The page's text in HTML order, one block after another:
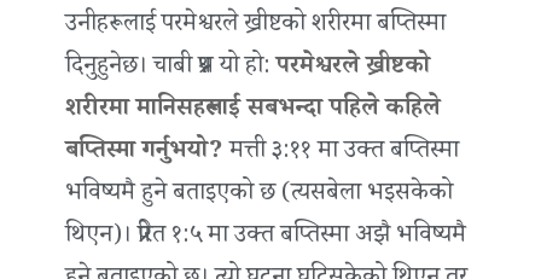
उनीहरूलाई परमेश्वरले ख्रीष्टको शरीरमा बप्‍तिस्मा
दिनुहुनेछ। चाबी प्रश्न यो हो:परमेश्वरले ख्रीष्टको
शरीरमा मानिसहरूलाई सबभन्दा पहिले कहिले
बप्‍तिस्मा गर्नुभयो?मत्ती ३:११ मा उक्त बप्‍तिस्मा
भविष्यमै हुने बताइएको छ (त्यसबेला भइसकेको
थिएन)। प्रेरित १:५ मा उक्त बप्‍तिस्मा अझै भविष्यमै